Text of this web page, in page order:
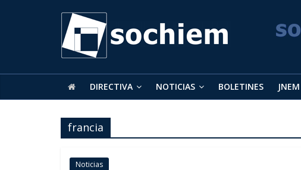
SOCHIEM
Sociedad
Educación
DIRECTIVA NOTICIAS BOLETINES JNEM
francia
Noticias